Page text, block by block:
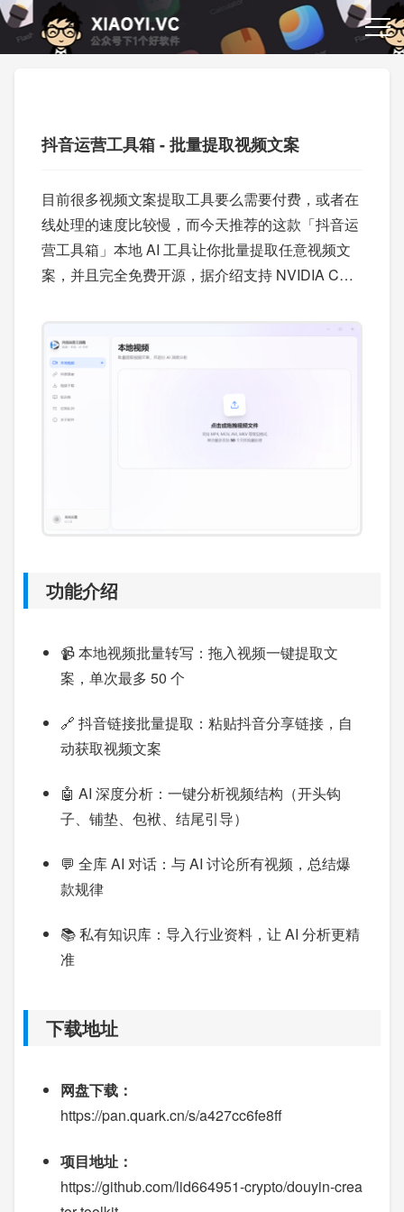
抖音运营工具箱 - 批量提取视频文案
目前很多视频文案提取工具要么需要付费，或者在
线处理的速度比较慢，而今天推荐的这款「抖音运
营工具箱」本地 AI 工具让你批量提取任意视频文
案，并且完全免费开源，据介绍支持 NVIDIA CUD
功能介绍
📹 本地视频批量转写：拖入视频一键提取文
案，单次最多 50 个
🔗 抖音链接批量提取：粘贴抖音分享链接，自
动获取视频文案
🤖 AI 深度分析：一键分析视频结构（开头钩
子、铺垫、包袱、结尾引导）
💬 全库 AI 对话：与 AI 讨论所有视频，总结爆
款规律
📚 私有知识库：导入行业资料，让 AI 分析更精
准
下载地址
网盘下载：
https://pan.quark.cn/s/a427cc6fe8ff
项目地址：
https://github.com/lid664951-crypto/douyin-crea